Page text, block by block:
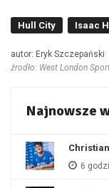
Hull City Isaac
autor: Eryk Szczepański
źrodło: West London
Najnowsze
6